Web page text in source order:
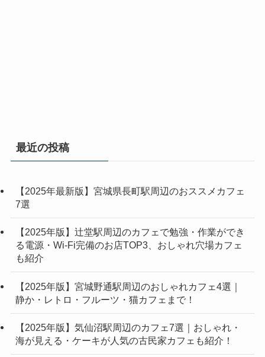
最近の投稿
【2025年最新版】宮城県長町駅周辺のおススメカフェ
7選
【2025年版】辻堂駅周辺のカフェで勉強・作業ができ
る電源・Wi-Fi完備のお店TOP3、おしゃれ穴場カフェ
も紹介
【2025年版】宮城野通駅周辺のおしゃれカフェ4選｜
静か・レトロ・フルーツ・猫カフェまで！
【2025年版】気仙沼駅周辺のカフェ7選｜おしゃれ・
海が見える・ケーキが人気の古民家カフェも紹介！